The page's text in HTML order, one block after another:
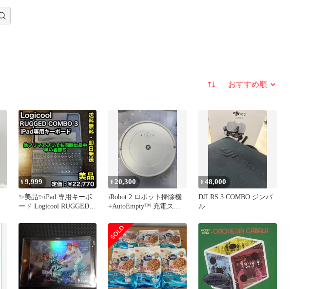
並び替え
¥9,999
✨美品✨iPad 専用キーボ
ード Logicool RUGGED
¥ 20,300
iRobot 2 ロボット掃除機
+AutoEmpty™ 充電ステ
¥48,000
DJI RS 3 COMBO ジンバ
ル